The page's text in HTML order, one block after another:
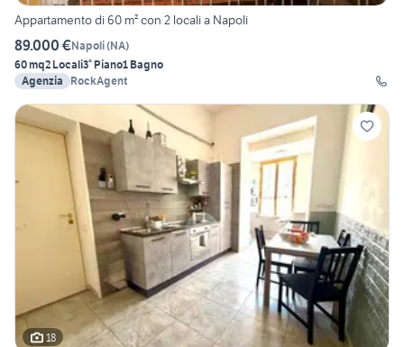
Appartamento di 60 m² con 2 locali a Napoli
89.000 €Napoli(NA)
60 mq2 Locali3° Piano1 Bagno
Agenzia
RockAgent
18